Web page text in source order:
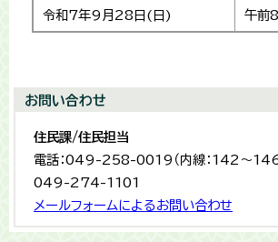
令和7年9月28日(日) 午前
お問い合わせ
住民課/住民担当
電話：049-258-0019（内線：142～
049-274-1101
メールフォームによるお問い合わせ